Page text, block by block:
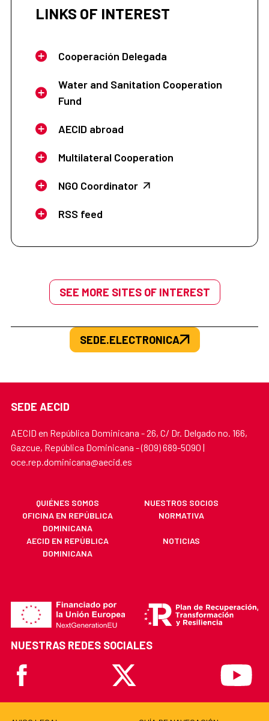
LINKS OF INTEREST
Cooperación Delegada
Water and Sanitation Cooperation
Fund
AECID abroad
Multilateral Cooperation
NGO Coordinator
RSS feed
SEE MORE SITES OF INTEREST
SEDE.ELECTRONICA
SEDE AECID
AECID en República Dominicana - 26, C/ Dr. Delgado no. 166,
Gazcue, República Dominicana - (809) 689-5090 |
oce.rep.dominicana@aecid.es
QUIÉNES SOMOS
NUESTROS SOCIOS
OFICINA EN REPÚBLICA
DOMINICANA
NORMATIVA
AECID EN REPÚBLICA
DOMINICANA
NOTICIAS
NUESTRAS REDES SOCIALES
Facebook
X Youtube